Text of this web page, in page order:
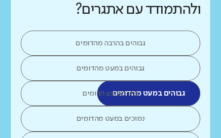
ולהתמודד עם אתגרים?
גבוהים בהרבה מהדומים
גבוהים במעט מהדומים
גבוהים במעט מהדומיםכמו ממוצע הדומים
נמוכים במעט מהדומים